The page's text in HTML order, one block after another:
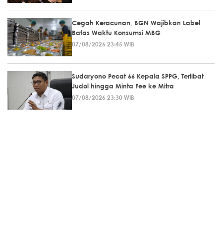
Cegah Keracunan, BGN Wajibkan Label
Batas Waktu Konsumsi MBG
07/08/2026 23:45 WIB
Sudaryono Pecat 66 Kepala SPPG, Terlibat
Judol hingga Minta Fee ke Mitra
07/08/2026 23:30 WIB